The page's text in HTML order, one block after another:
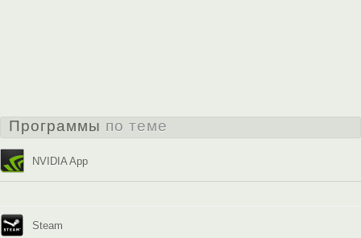
Программы по теме
NVIDIA App
Steam